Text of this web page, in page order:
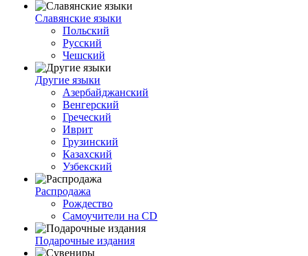
Славянские языки
Польский
Русский
Чешский
Другие языки
Азербайджанский
Венгерский
Греческий
Иврит
Грузинский
Казахский
Узбекский
Распродажа
Рождество
Самоучители на CD
Подарочные издания